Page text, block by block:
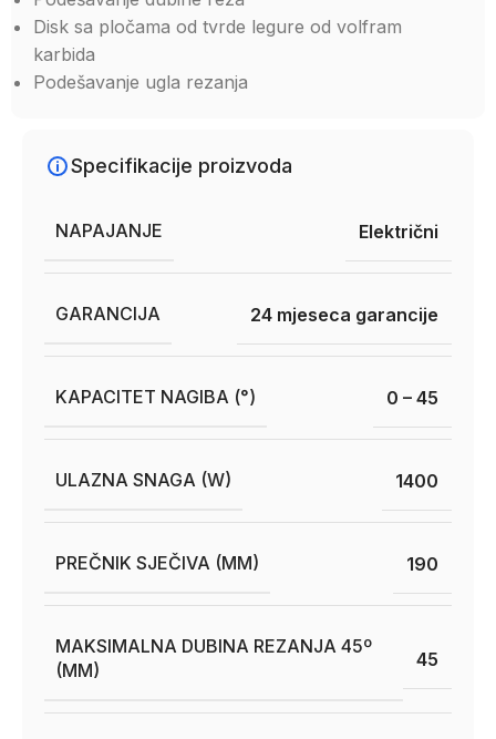
Disk sa pločama od tvrde legure od volfram
karbida
Podešavanje ugla rezanja
Specifikacije proizvoda
NAPAJANJE Električni
GARANCIJA 24 mjeseca garancije
KAPACITET NAGIBA (°) 0 – 45
ULAZNA SNAGA (W) 1400
PREČNIK SJEČIVA (MM) 190
MAKSIMALNA DUBINA REZANJA 45º
(MM)
45